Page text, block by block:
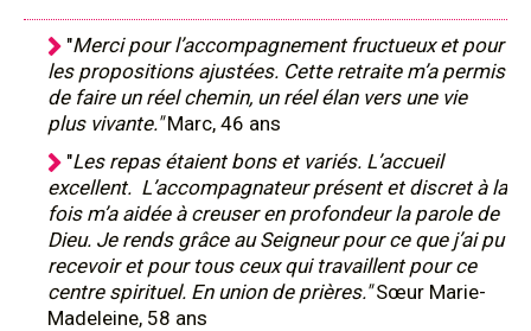
"Merci pour l’accompagnement fructueux et pour
les propositions ajustées. Cette retraite m’a permis
de faire un réel chemin, un réel élan vers une vie
plus vivante."Marc, 46 ans
"Les repas étaient bons et variés. L’accueil
excellent. L’accompagnateur présent et discret à la
fois m’a aidée à creuser en profondeur la parole de
Dieu. Je rends grâce au Seigneur pour ce que j’ai pu
recevoir et pour tous ceux qui travaillent pour ce
centre spirituel. En union de prières."Sœur Marie-
Madeleine, 58 ans